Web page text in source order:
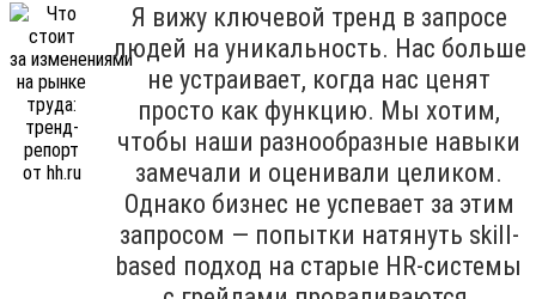
Я вижу ключевой тренд в запросе
людей на уникальность. Нас больше
не устраивает, когда нас ценят
просто как функцию. Мы хотим,
чтобы наши разнообразные навыки
замечали и оценивали целиком.
Однако бизнес не успевает за этим
запросом — попытки натянуть skill-
based подход на старые HR-системы